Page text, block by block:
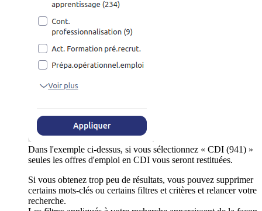
Dans l'exemple ci-dessus, si vous sélectionnez « CDI (941) »
seules les offres d'emploi en CDI vous seront restituées.
Si vous obtenez trop peu de résultats, vous pouvez supprimer
certains mots-clés ou certains filtres et critères et relancer votre
recherche.